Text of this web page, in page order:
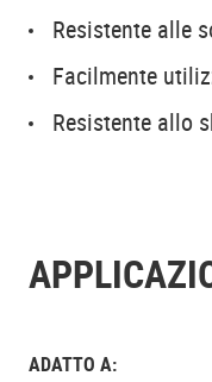
Resistente alle
Facilmente
Resistente allo
ADATTO A: